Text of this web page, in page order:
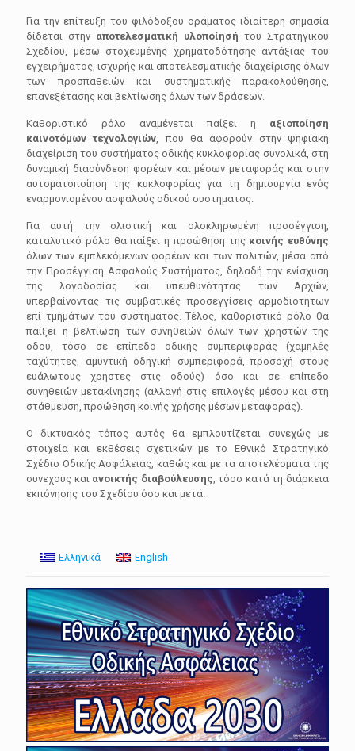
Για την επίτευξη του φιλόδοξου οράματος ιδιαίτερη σημασία
δίδεται στην αποτελεσματική υλοποίησή του Στρατηγικού
Σχεδίου, μέσω στοχευμένης χρηματοδότησης αντάξιας του
εγχειρήματος, ισχυρής και αποτελεσματικής διαχείρισης όλων
των προσπαθειών και συστηματικής παρακολούθησης,
επανεξέτασης και βελτίωσης όλων των δράσεων.
Καθοριστικό ρόλο αναμένεται παίξει η αξιοποίηση
καινοτόμων τεχνολογιών, που θα αφορούν στην ψηφιακή
διαχείριση του συστήματος οδικής κυκλοφορίας συνολικά, στη
δυναμική διασύνδεση φορέων και μέσων μεταφοράς και στην
αυτοματοποίηση της κυκλοφορίας για τη δημιουργία ενός
εναρμονισμένου ασφαλούς οδικού συστήματος.
Για αυτή την ολιστική και ολοκληρωμένη προσέγγιση,
καταλυτικό ρόλο θα παίξει η προώθηση της κοινής ευθύνης
όλων των εμπλεκόμενων φορέων και των πολιτών, μέσα από
την Προσέγγιση Ασφαλούς Συστήματος, δηλαδή την ενίσχυση
της λογοδοσίας και υπευθυνότητας των Αρχών,
υπερβαίνοντας τις συμβατικές προσεγγίσεις αρμοδιοτήτων
επί τμημάτων του συστήματος. Τέλος, καθοριστικό ρόλο θα
παίξει η βελτίωση των συνηθειών όλων των χρηστών της
οδού, τόσο σε επίπεδο οδικής συμπεριφοράς (χαμηλές
ταχύτητες, αμυντική οδηγική συμπεριφορά, προσοχή στους
ευάλωτους χρήστες στις οδούς) όσο και σε επίπεδο
συνηθειών μετακίνησης (αλλαγή στις επιλογές μέσου και στη
στάθμευση, προώθηση κοινής χρήσης μέσων μεταφοράς).
Ο δικτυακός τόπος αυτός θα εμπλουτίζεται συνεχώς με
στοιχεία και εκθέσεις σχετικών με το Εθνικό Στρατηγικό
Σχέδιο Οδικής Ασφάλειας, καθώς και με τα αποτελέσματα της
συνεχούς και ανοικτής διαβούλευσης, τόσο κατά τη διάρκεια
εκπόνησης του Σχεδίου όσο και μετά.
Ελληνικά English